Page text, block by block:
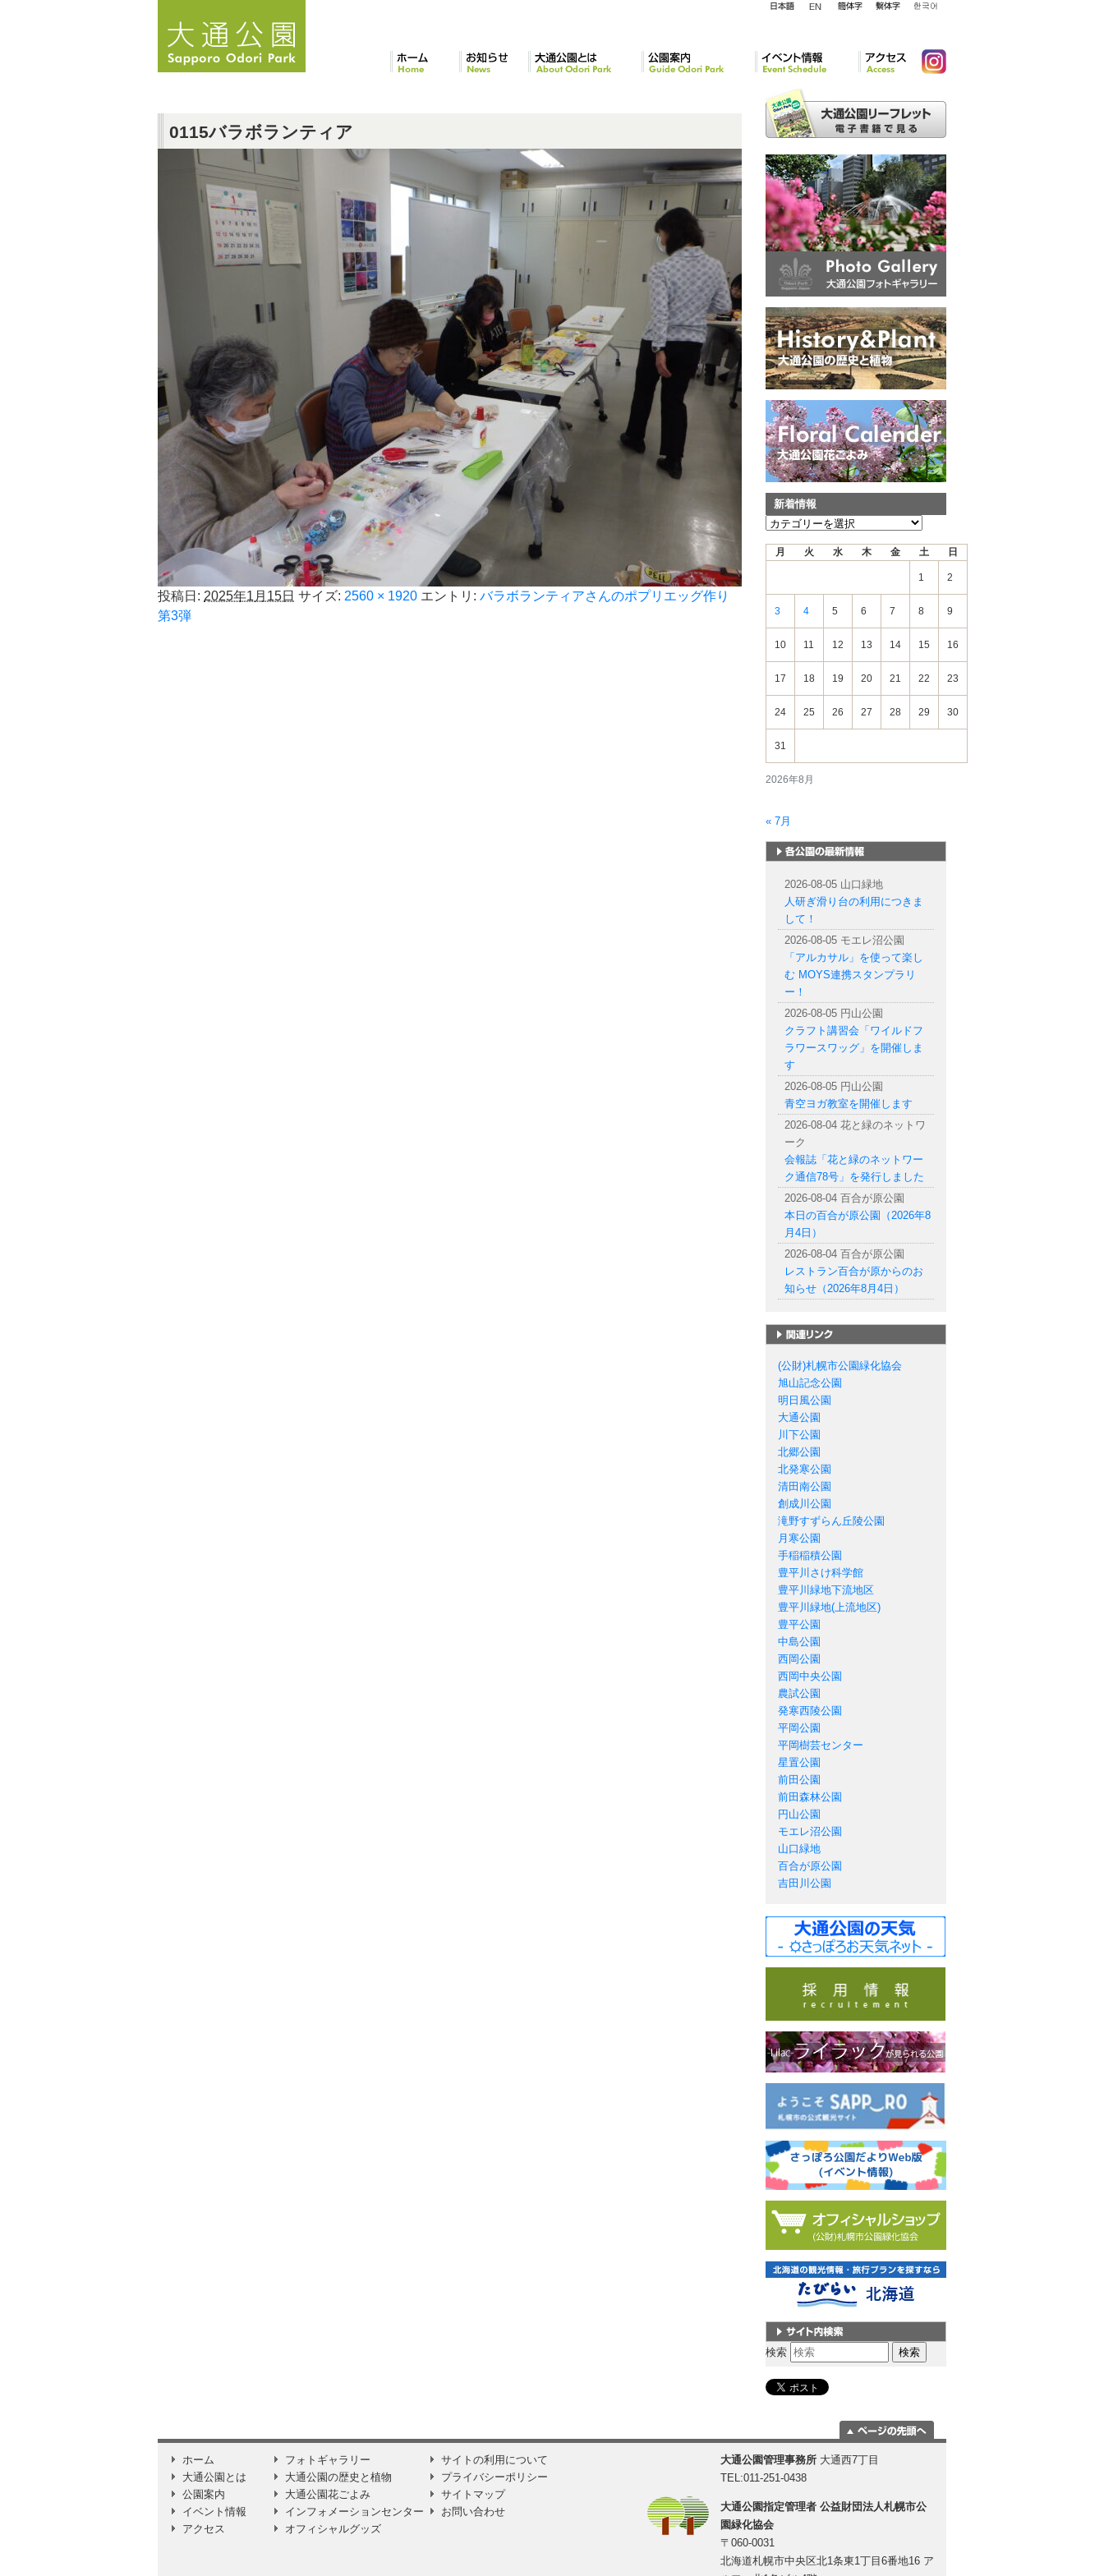
ス
0115バラボランティア
投稿日: 2025年1月15日 サイズ: 2560 × 1920 エントリ: バラボランティアさんのポプリエッグ作り
第3弾
新着情報
新
2026年8月
月 火 水 木 金 土 日
1 2
3 4 5 6 7 8 9
10 11 12 13 14 15 16
17 18 19 20 21 22 23
24 25 26 27 28 29 30
31
« 7月
2026-08-05 山口緑地
人研ぎ滑り台の利用につきま
して！
2026-08-05 モエレ沼公園
「アルカサル」を使って楽し
む MOYS連携スタンプラリ
ー！
2026-08-05 円山公園
クラフト講習会「ワイルドフ
ラワースワッグ」を開催しま
す
2026-08-05 円山公園
青空ヨガ教室を開催します
2026-08-04 花と緑のネットワ
ーク
会報誌「花と緑のネットワー
ク通信78号」を発行しました
2026-08-04 百合が原公園
本日の百合が原公園（2026年8
月4日）
2026-08-04 百合が原公園
レストラン百合が原からのお
知らせ（2026年8月4日）
(公財)札幌市公園緑化協会
旭山記念公園
明日風公園
大通公園
川下公園
北郷公園
北発寒公園
清田南公園
創成川公園
滝野すずらん丘陵公園
月寒公園
手稲稲積公園
豊平川さけ科学館
豊平川緑地下流地区
豊平川緑地(上流地区)
豊平公園
中島公園
西岡公園
西岡中央公園
農試公園
発寒西陵公園
平岡公園
平岡樹芸センター
星置公園
前田公園
前田森林公園
円山公園
モエレ沼公園
山口緑地
百合が原公園
吉田川公園
サイト内検索
検索
に移動
ホーム
大通公園とは
公園案内
イベント情報
アクセス
フォトギャラリー
大通公園の歴史と植物
大通公園花ごよみ
インフォメーションセンター
オフィシャルグッズ
サイトの利用について
プライバシーポリシー
サイトマップ
お問い合わせ
大通公園管理事務所 大通西7丁目
TEL:011-251-0438
大通公園指定管理者 公益財団法人札幌市公
園緑化協会
〒060-0031
北海道札幌市中央区北1条東1丁目6番地16 ア